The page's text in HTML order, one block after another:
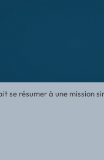
se résumer à une mission